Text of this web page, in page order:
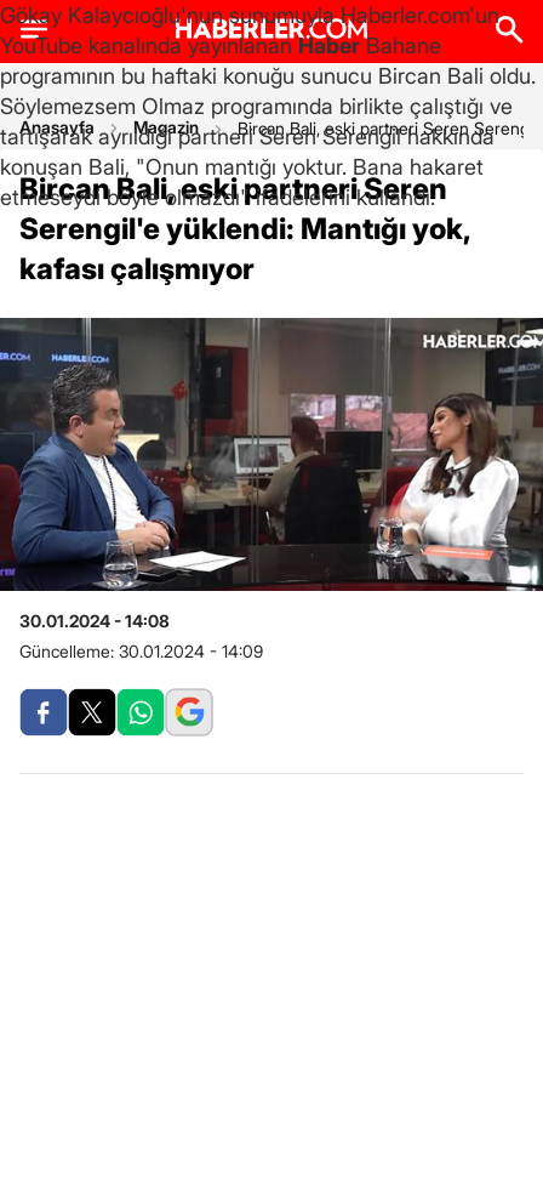
Anasayfa Magazin Bircan Bali, eski partneri Seren
Bircan Bali, eski partneri Seren
Serengil'e yüklendi: Mantığı yok,
kafası çalışmıyor
30.01.2024 - 14:08
Güncelleme: 30.01.2024 - 14:09
Gökay Kalaycıoğlu'nun sunumuyla Haberler.com'un
YouTube kanalında yayınlananHaberBahane
programının bu haftaki konuğu sunucu Bircan Bali oldu.
Söylemezsem Olmaz programında birlikte çalıştığı ve
tartışarak ayrıldığı partneri Seren Serengil hakkında
konuşan Bali, "Onun mantığı yoktur. Bana hakaret
etmeseydi böyle olmazdı" ifadelerini kullandı.